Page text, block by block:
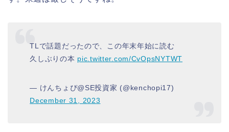
TLで話題だったので、この年末年始に読む
久しぶりの本 pic.twitter.com/CvOpsNYTWT
— けんちょぴ@SE投資家 (@kenchopi17)
December 31, 2023